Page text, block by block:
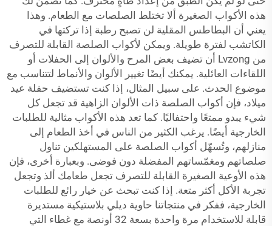
هذه الأكواب الصغيرة ألا تختلط الصلصات مع الطعام. وهذا
يعني أن البطاطس المقلية لن تصبح رطبة إذا تركتها في
الكاتشب لفترة طويلة. ويمكن لأكواب الصلصة القابلة للتصرف
من Lvzong أن تضيف بعض المرح والألوان إلى الحفلات أو
اللقاءات العائلية. يمكنك أيضًا تغيير الألوان والأنماط لتتناسب مع
موضوع الحدث. على سبيل المثال، إذا كنت تستضيف حفلة عيد
ميلاد، فإن أكواب الصلصة ذات الألوان الزاهية قد تجعل كل
شيء يبدو ممتعًا واحتفاليًا. كما تعد هذه الأكواب مثالية للطلبات
الخارجية أيضًا. يرغب الكثير من الناس في أخذ الطعام إلى
منازلهم، وتُسهّل أكواب الصلصة على المستهلكين تناول
صلصاتهم ومغمّساتهم المفضلة دون فوضى. وبعبارة أخرى، فإن
هذه الأوعية الصغيرة القابلة للتصرف تجعل طعامك ألذ وتجعل
تجربة الأكل أكثر متعة. إذا كنت تبحث عن خيار رائع للطلبات
الخارجية، ففكر في منتجاتنا حاوية ديلي بلاستيكية مستديرة
قابلة للاستخدام مرة واحدة بسعة 32 أونصة مع غطاء
التي